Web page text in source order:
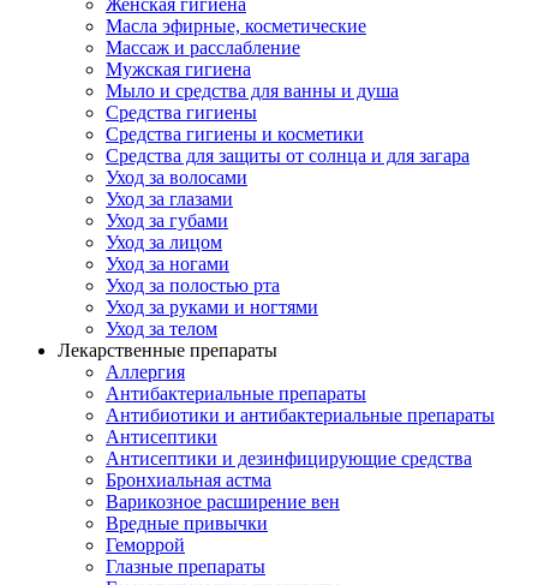
Женская гигиена
Масла эфирные, косметические
Массаж и расслабление
Мужская гигиена
Мыло и средства для ванны и душа
Средства гигиены
Средства гигиены и косметики
Средства для защиты от солнца и для загара
Уход за волосами
Уход за глазами
Уход за губами
Уход за лицом
Уход за ногами
Уход за полостью рта
Уход за руками и ногтями
Уход за телом
Лекарственные препараты
Аллергия
Антибактериальные препараты
Антибиотики и антибактериальные препараты
Антисептики
Антисептики и дезинфицирующие средства
Бронхиальная астма
Варикозное расширение вен
Вредные привычки
Геморрой
Глазные препараты